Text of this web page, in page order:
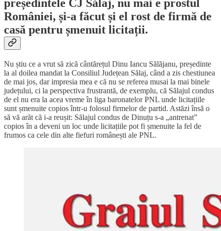
președintele CJ Sălaj, nu mai e prostul
României, și-a făcut și el rost de firmă de
casă pentru șmenuit licitații.
Nu știu ce a vrut să zică cântărețul Dinu Iancu Sălăjanu, președinte
la al doilea mandat la Consiliul Județean Sălaj, când a zis chestiunea
de mai jos, dar impresia mea e că nu se referea musai la mai binele
județului, ci la perspectiva frustrantă, de exemplu, că Sălajul condus
de el nu era la acea vreme în liga baronatelor PNL unde licitațiile
sunt șmenuite copios într-u folosul firmelor de partid. Astăzi însă o
să vă arăt că i-a reușit: Sălajul condus de Dinuțu s-a „antrenat”
copios în a deveni un loc unde licitațiile pot fi șmenuite la fel de
frumos ca cele din alte fiefuri românești ale PNL.